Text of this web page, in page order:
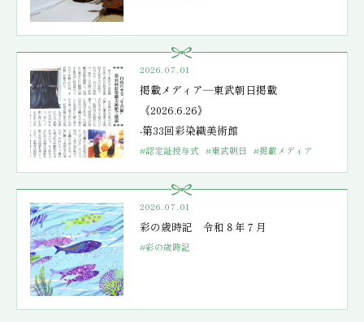
2026.07.01
掲載メディア―東武朝日掲載
《2026.6.26》
-第33回彩染織美術館
#認定証授与式 #東武朝日 #掲載メディア
2026.07.01
彩の歳時記 令和８年７月
#彩の歳時記